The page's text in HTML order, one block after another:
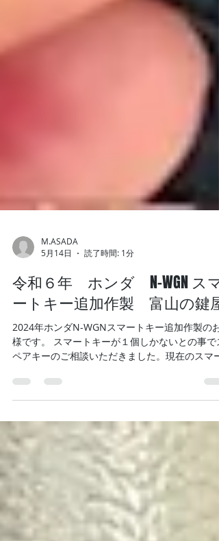
M.ASADA
5月14日
読了時間: 1分
令和６年 ホンダ N-WGN スマ
ートキー追加作製 富山の鍵屋
2024年ホンダN-WGNスマートキー追加作製のお
様です。 スマートキーが１個しかないとの事でス
トキー裏に1と書いてあるとのことで、今回こち
でご用意したのは2と書いてあるものです。 最近
高年式になるとドライバー1・ドライバー2があり
ます。一人で乗られるかたにはあまり関係ないか
もしれませんが、１台の車を2人で運転される方
それぞれで別々の設定ができます。（降車時のオ
ートドアロックなど） 作業完了です。 スマート
ーや鍵は必ずスペアを作っておくことをおすすめ
します‼️ 様々な車種に対応しているのでお困りの
はご相談ください。 #ホンダNーWGN #ホン